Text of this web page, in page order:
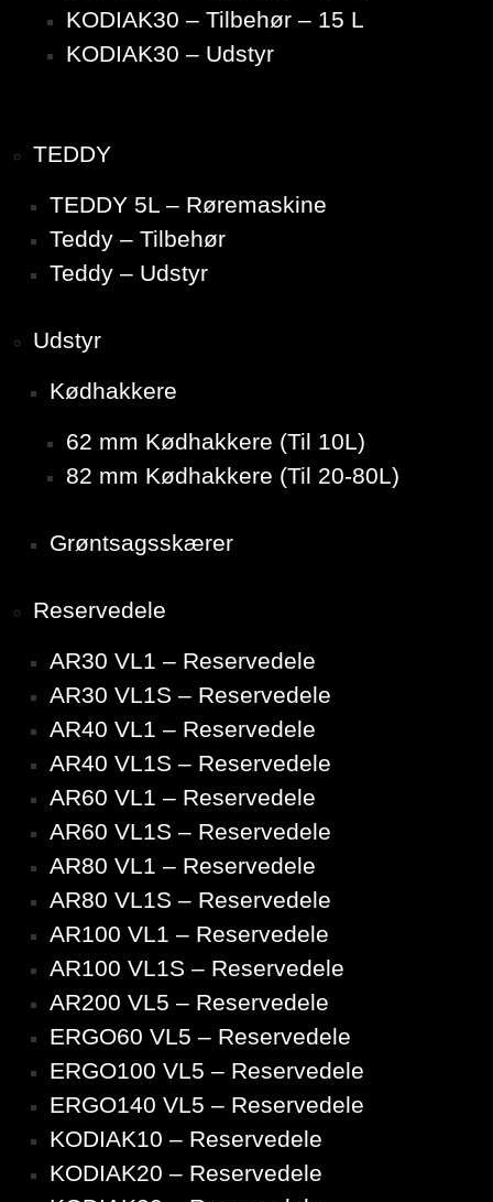
KODIAK30 – Tilbehør – 15 L
KODIAK30 – Udstyr
TEDDY
TEDDY 5L – Røremaskine
Teddy – Tilbehør
Teddy – Udstyr
Udstyr
Kødhakkere
62 mm Kødhakkere (Til 10L)
82 mm Kødhakkere (Til 20-80L)
Grøntsagsskærer
Reservedele
AR30 VL1 – Reservedele
AR30 VL1S – Reservedele
AR40 VL1 – Reservedele
AR40 VL1S – Reservedele
AR60 VL1 – Reservedele
AR60 VL1S – Reservedele
AR80 VL1 – Reservedele
AR80 VL1S – Reservedele
AR100 VL1 – Reservedele
AR100 VL1S – Reservedele
AR200 VL5 – Reservedele
ERGO60 VL5 – Reservedele
ERGO100 VL5 – Reservedele
ERGO140 VL5 – Reservedele
KODIAK10 – Reservedele
KODIAK20 – Reservedele